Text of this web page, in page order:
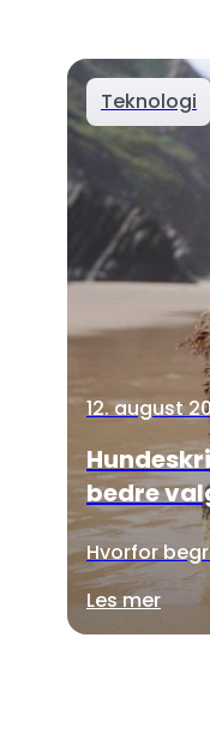
Teknologi
12. august
bedre
Hvorfor
Les mer